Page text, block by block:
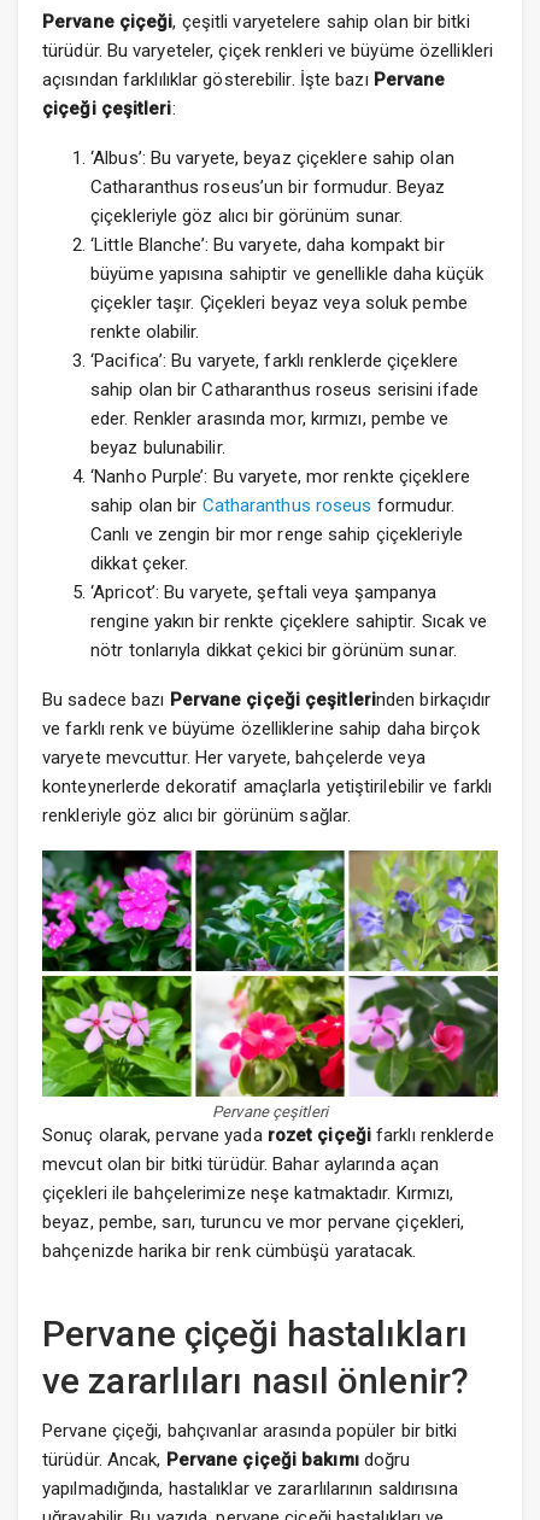
Pervane çiçeği, çeşitli varyetelere sahip olan bir bitki
türüdür. Bu varyeteler, çiçek renkleri ve büyüme özellikleri
açısından farklılıklar gösterebilir. İşte bazı Pervane
çiçeği çeşitleri:
‘Albus’: Bu varyete, beyaz çiçeklere sahip olan
Catharanthus roseus’un bir formudur. Beyaz
çiçekleriyle göz alıcı bir görünüm sunar.
‘Little Blanche’: Bu varyete, daha kompakt bir
büyüme yapısına sahiptir ve genellikle daha küçük
çiçekler taşır. Çiçekleri beyaz veya soluk pembe
renkte olabilir.
‘Pacifica’: Bu varyete, farklı renklerde çiçeklere
sahip olan bir Catharanthus roseus serisini ifade
eder. Renkler arasında mor, kırmızı, pembe ve
beyaz bulunabilir.
‘Nanho Purple’: Bu varyete, mor renkte çiçeklere
sahip olan bir Catharanthus roseus formudur.
Canlı ve zengin bir mor renge sahip çiçekleriyle
dikkat çeker.
‘Apricot’: Bu varyete, şeftali veya şampanya
rengine yakın bir renkte çiçeklere sahiptir. Sıcak ve
nötr tonlarıyla dikkat çekici bir görünüm sunar.
Bu sadece bazı Pervane çiçeği çeşitlerinden birkaçıdır
ve farklı renk ve büyüme özelliklerine sahip daha birçok
varyete mevcuttur. Her varyete, bahçelerde veya
konteynerlerde dekoratif amaçlarla yetiştirilebilir ve farklı
renkleriyle göz alıcı bir görünüm sağlar.
Pervane çeşitleri
Sonuç olarak, pervane yada rozet çiçeğifarklı renklerde
mevcut olan bir bitki türüdür. Bahar aylarında açan
çiçekleri ile bahçelerimize neşe katmaktadır. Kırmızı,
beyaz, pembe, sarı, turuncu ve mor pervane çiçekleri,
bahçenizde harika bir renk cümbüşü yaratacak.
Pervane çiçeği hastalıkları
ve zararlıları nasıl önlenir?
Pervane çiçeği, bahçıvanlar arasında popüler bir bitki
türüdür. Ancak, Pervane çiçeği bakımı doğru
yapılmadığında, hastalıklar ve zararlılarının saldırısına